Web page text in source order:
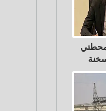
محطتي